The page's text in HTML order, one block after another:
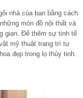
nhà của bạn bằng cách
món đồ nội thất và
gian. Để thêm sự tinh tế
mỹ thuật trang trí tự
đẹp trong lọ thủy tinh.